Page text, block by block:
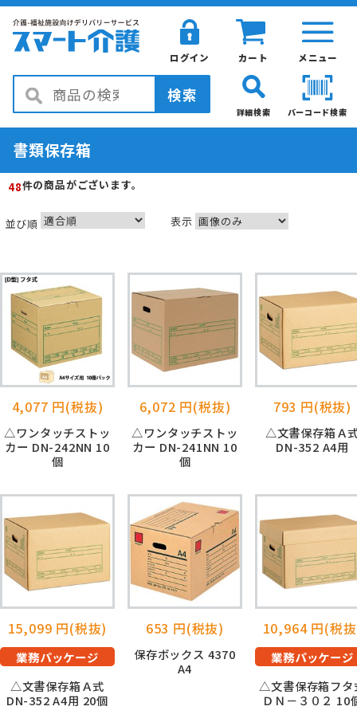
メニュー
カート
ログイン
検索
バーコード検索
詳細検索
書類保存箱
48件の商品がございます。
並び順 表示
4,077 円(税抜)
△ワンタッチストッ
カー DN-242NN 10
個
6,072 円(税抜)
△ワンタッチストッ
カー DN-241NN 10
個
793 円(税抜)
△文書保存箱Ａ
DN-352 A4用
15,099 円(税抜)
業務パッケージ
△文書保存箱Ａ式
DN-352 A4用 20個
653 円(税抜)
保存ボックス 4370
A4
10,964 円(税
業務パッケージ
△文書保存箱フタ
ＤＮ－３０２ 10